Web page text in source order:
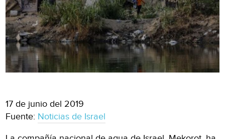
17 de junio del 2019
Fuente: Noticias de Israel